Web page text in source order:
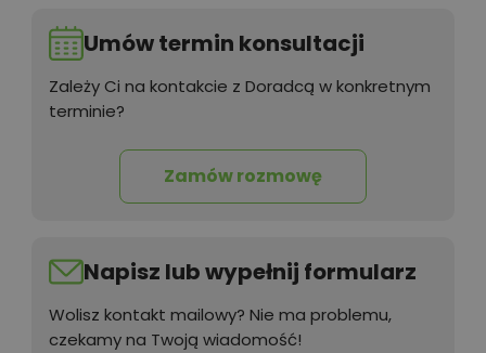
Umów termin konsultacji
Zależy Ci na kontakcie z Doradcą w konkretnym
terminie?
Zamów rozmowę
Napisz lub wypełnij formularz
Wolisz kontakt mailowy? Nie ma problemu,
czekamy na Twoją wiadomość!